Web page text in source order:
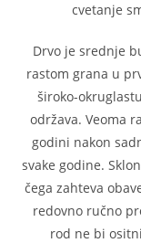
cvetanje
Drvo je srednje
rastom grana u
široko-
održava. Veoma
godini nakon
svake godine.
čega zahteva
redovno ručno
rod ne bi